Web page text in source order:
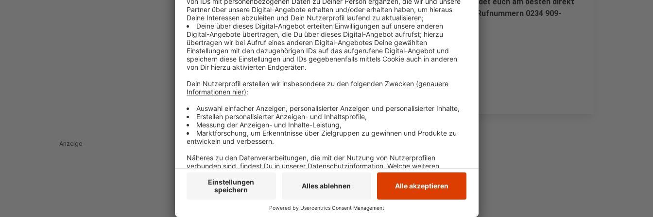
dort. Das zuständige Kriminalkommissariat bittet unter den Rufnummern 0234 909-
8305 oder -4441 (Kriminalwache) um Zeugenhinweise.
Veröffentlicht:Dienstag, 07.01.2025 11:26
Anzeige
Anzeige